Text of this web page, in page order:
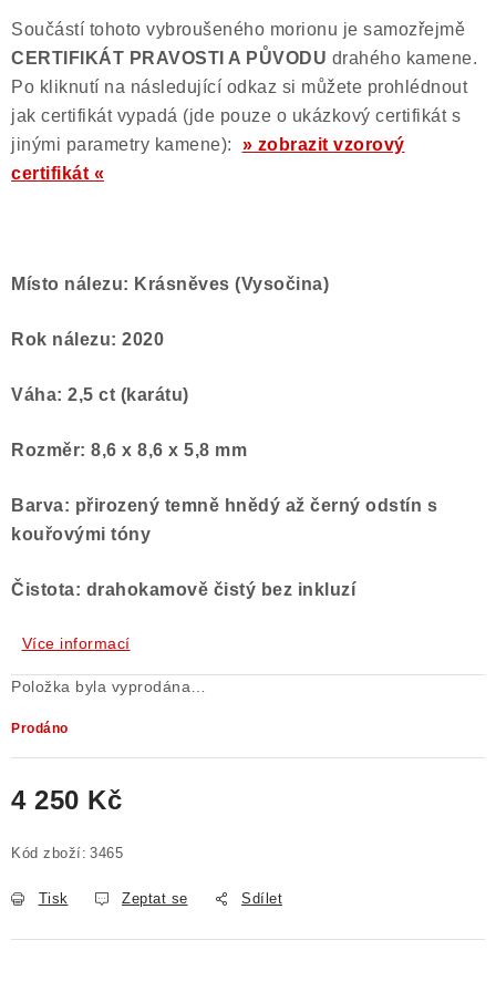
Součástí tohoto vybroušeného morionu je samozřejmě
CERTIFIKÁT PRAVOSTI A PŮVODU drahého kamene.
Po kliknutí na následující odkaz si můžete prohlédnout
jak certifikát vypadá (jde pouze o ukázkový certifikát s
jinými parametry kamene): » zobrazit vzorový
certifikát «
Místo nálezu: Krásněves (Vysočina)
Rok nálezu: 2020
Váha: 2,5 ct (karátu)
Rozměr: 8,6 x 8,6 x 5,8 mm
Barva: přirozený temně hnědý až černý odstín s
kouřovými tóny
Čistota: drahokamově čistý bez inkluzí
Více informací
Položka byla vyprodána…
Prodáno
4 250 Kč
Kód zboží: 3465
Tisk Zeptat se Sdílet